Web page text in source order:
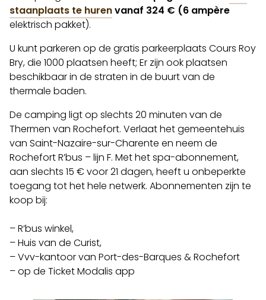
staanplaats te hurenvanaf 324 € (6 ampère
elektrisch pakket).
U kunt parkeren op de gratis parkeerplaats Cours Roy
Bry, die 1000 plaatsen heeft; Er zijn ook plaatsen
beschikbaar in de straten in de buurt van de
thermale baden.
De camping ligt op slechts 20 minuten van de
Thermen van Rochefort. Verlaat het gemeentehuis
van Saint-Nazaire-sur-Charente en neem de
Rochefort R’bus – lijn F. Met het spa-abonnement,
aan slechts 15 € voor 21 dagen, heeft u onbeperkte
toegang tot het hele netwerk. Abonnementen zijn te
koop bij:
– R’bus winkel,
– Huis van de Curist,
– Vvv-kantoor van Port-des-Barques & Rochefort
– op de Ticket Modalis app